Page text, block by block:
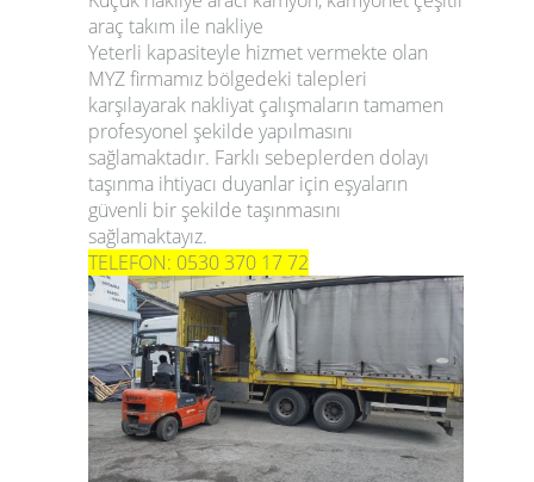
araç takım ile nakliye
Yeterli kapasiteyle hizmet vermekte olan
MYZ firmamız bölgedeki talepleri
karşılayarak nakliyat çalışmaların tamamen
profesyonel şekilde yapılmasını
sağlamaktadır. Farklı sebeplerden dolayı
taşınma ihtiyacı duyanlar için eşyaların
güvenli bir şekilde taşınmasını
sağlamaktayız.
TELEFON: 0530 370 17 72